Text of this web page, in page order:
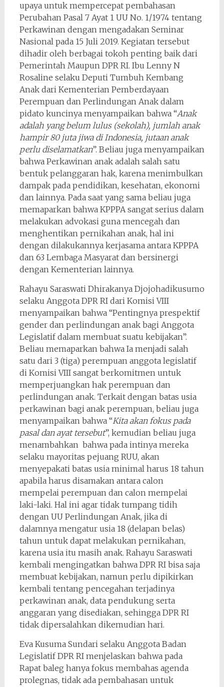
upaya untuk mempercepat pembahasan
Perubahan Pasal 7 Ayat 1 UU No. 1/1974 tentang
Perkawinan dengan mengadakan Seminar
Nasional pada 15 Juli 2019. Kegiatan tersebut
dihadir oleh berbagai tokoh penting baik dari
Pemerintah Maupun DPR RI. Ibu Lenny N
Rosaline selaku Deputi Tumbuh Kembang
Anak dari Kementerian Pemberdayaan
Perempuan dan Perlindungan Anak dalam
pidato kuncinya menyampaikan bahwa “Anak
adalah yang belum lulus (sekolah), jumlah anak
hampir 80 juta jiwa di Indonesia, jutaan anak
perlu diselamatkan”. Beliau juga menyampaikan
bahwa Perkawinan anak adalah salah satu
bentuk pelanggaran hak, karena menimbulkan
dampak pada pendidikan, kesehatan, ekonomi
dan lainnya. Pada saat yang sama beliau juga
memaparkan bahwa KPPPA sangat serius dalam
melakukan advokasi guna mencegah dan
menghentikan pernikahan anak, hal ini
dengan dilakukannya kerjasama antara KPPPA
dan 63 Lembaga Masyarat dan bersinergi
dengan Kementerian lainnya.
Rahayu Saraswati Dhirakanya Djojohadikusumo
selaku Anggota DPR RI dari Komisi VIII
menyampaikan bahwa “Pentingnya prespektif
gender dan perlindungan anak bagi Anggota
Legislatif dalam membuat suatu kebijakan”.
Beliau memaparkan bahwa Ia menjadi salah
satu dari 3 (tiga) perempuan anggota legislatif
di Komisi VIII sangat berkomitmen untuk
memperjuangkan hak perempuan dan
perlindungan anak. Terkait dengan batas usia
perkawinan bagi anak perempuan, beliau juga
menyampaikan bahwa “Kita akan fokus pada
pasal dan ayat tersebut”, kemudian beliau juga
menambahkan bahwa pada intinya mereka
selaku mayoritas pejuang RUU, akan
menyepakati batas usia minimal harus 18 tahun
apabila harus disamakan antara calon
mempelai perempuan dan calon mempelai
laki-laki. Hal ini agar tidak tumpang tidih
dengan UU Perlindungan Anak, jika di
dalamnya mengatur usia 18 (delapan belas)
tahun untuk dapat melakukan pernikahan,
karena usia itu masih anak. Rahayu Saraswati
kembali mengingatkan bahwa DPR RI bisa saja
membuat kebijakan, namun perlu dipikirkan
kembali tentang pencegahan terjadinya
perkawinan anak, data pendukung serta
anggaran yang disediakan, sehingga DPR RI
tidak dipersalahkan dikemudian hari.
Eva Kusuma Sundari selaku Anggota Badan
Legislatif DPR RI menjelaskan bahwa pada
Rapat baleg hanya fokus membahas agenda
prolegnas, tidak ada pembahasan untuk